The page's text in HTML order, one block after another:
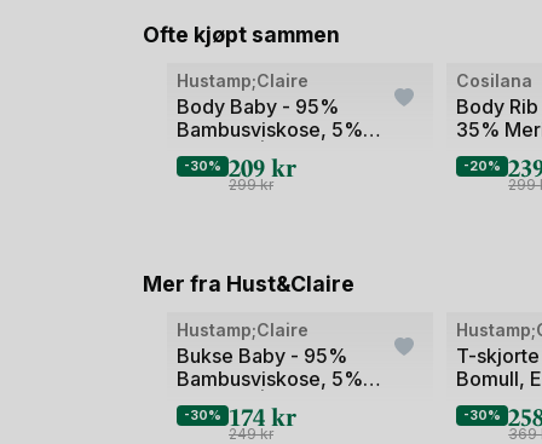
Ofte kjøpt sammen
Hustamp;Claire
Body Baby - 95%
Bambusviskose, 5%
Elastane | HCBuller
Skyway
-30% 209kr
299kr
Cosilana
Body
35%
-20%
299
Mer fra Hust&Claire
Hustamp;Claire
Bukse Baby - 95%
Bambusviskose, 5%
Elastane | HCGusti Solid
-30% 174kr
249kr
T-
Bomull,
Ice cream
-30%
369